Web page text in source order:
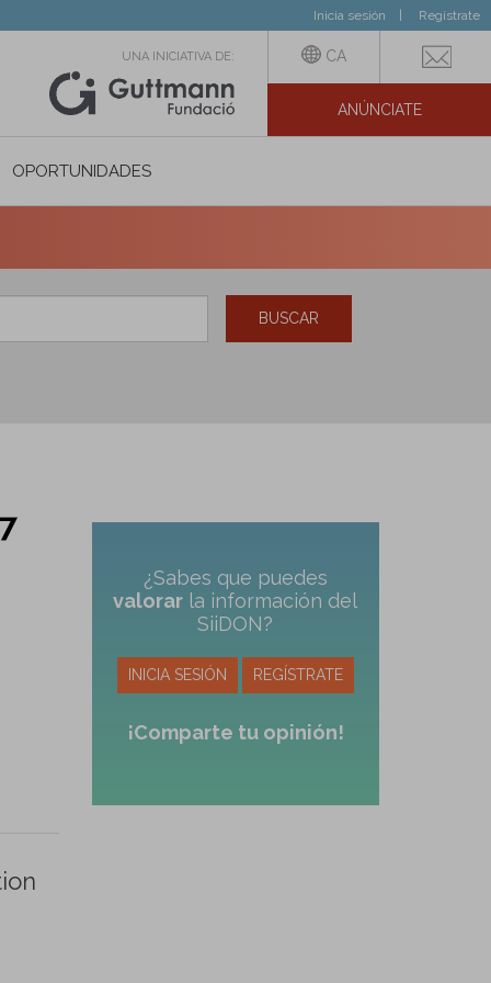
Inicia sesión Regístrate
UNA INICIATIVA DE: CA
ANÚNCIATE
SOCIAL
OPORTUNIDADES
BUSCAR
¿Sabes que puedes
valorar la información del
SiiDON?
INICIA SESIÓN REGÍSTRATE
¡Comparte tu opinión!